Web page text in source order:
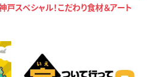
戸スペシャル！こだわり食材＆アート